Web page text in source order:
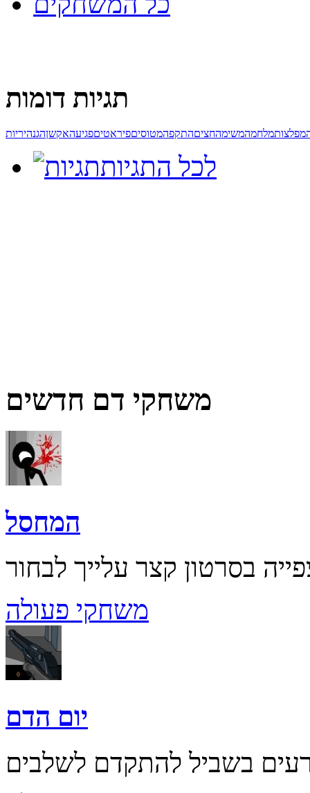
תגיות דומות
מפלצותמלחמהמשימהחציםהתקפהמטוסיםפיראטיםפגיעהאקשןהגנהיריות
לכל התגיות
משחקי דם חדשים
המחסל
משחקי פעולה
יום הדם